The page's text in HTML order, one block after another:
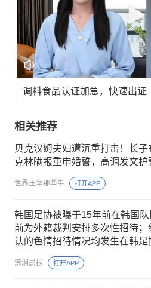
调料食品认证加急，快速出证
相关推荐
贝克汉姆夫妇遭沉重打击！长子
克林瞒报重申婚誓，高调发文护
世界王室那些事 打开APP
韩国足协被曝于15年前在韩国
前为外籍裁判安排多次性招待；
认的色情招待情况均发生在韩足
主席赵重衍在任时期
潇湘晨报 打开APP